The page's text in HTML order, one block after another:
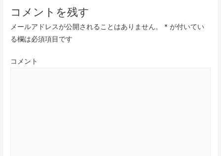
コメントを残す
メールアドレスが公開されることはありません。 * が付いてい
る欄は必須項目です
コメント